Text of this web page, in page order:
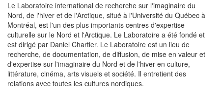
Le Laboratoire international de recherche sur l'imaginaire du
Nord, de l'hiver et de l'Arctique, situé à l'Université du Québec à
Montréal, est l'un des plus importants centres d'expertise
culturelle sur le Nord et l'Arctique. Le Laboratoire a été fondé et
est dirigé par Daniel Chartier. Le Laboratoire est un lieu de
recherche, de documentation, de diffusion, de mise en valeur et
d'expertise sur l'imaginaire du Nord et de l'hiver en culture,
littérature, cinéma, arts visuels et société. Il entretient des
relations avec toutes les cultures nordiques.